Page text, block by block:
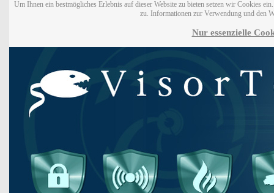
Um Ihnen ein bestmögliches Erlebnis auf dieser Website zu bieten setzen wir Cookies
zu. Informationen zur Verwendung und den
Nur essenzielle